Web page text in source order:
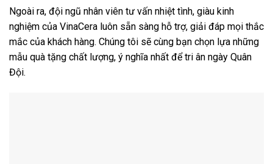
Ngoài ra, đội ngũ nhân viên tư vấn nhiệt tình, giàu kinh
nghiệm của VinaCera luôn sẵn sàng hỗ trợ, giải đáp mọi thắc
mắc của khách hàng. Chúng tôi sẽ cùng bạn chọn lựa những
mẫu quà tặng chất lượng, ý nghĩa nhất để tri ân ngày Quân
Đội.